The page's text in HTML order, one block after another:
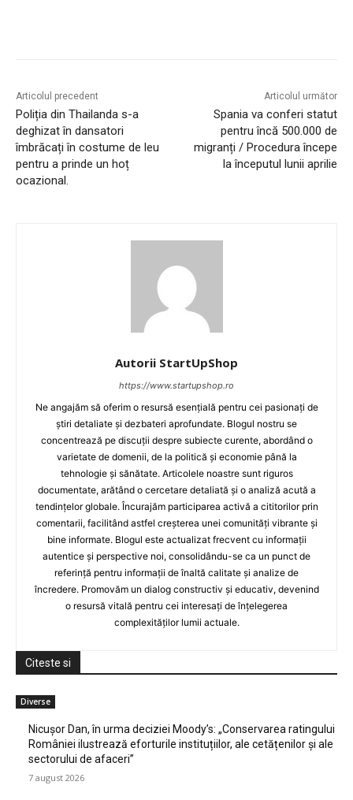
Articolul precedent
Poliția din Thailanda s-a
deghizat în dansatori
îmbrăcați în costume de leu
pentru a prinde un hoț
ocazional.
Articolul următor
Spania va conferi statut
pentru încă 500.000 de
migranți / Procedura începe
la începutul lunii aprilie
Autorii StartUpShop
https://www.startupshop.ro
Ne angajăm să oferim o resursă esențială pentru cei pasionați de
știri detaliate și dezbateri aprofundate. Blogul nostru se
concentrează pe discuții despre subiecte curente, abordând o
varietate de domenii, de la politică și economie până la
tehnologie și sănătate. Articolele noastre sunt riguros
documentate, arătând o cercetare detaliată și o analiză acută a
tendințelor globale. Încurajăm participarea activă a cititorilor prin
comentarii, facilitând astfel creșterea unei comunități vibrante și
bine informate. Blogul este actualizat frecvent cu informații
autentice și perspective noi, consolidându-se ca un punct de
referință pentru informații de înaltă calitate și analize de
încredere. Promovăm un dialog constructiv și educativ, devenind
o resursă vitală pentru cei interesați de înțelegerea
complexităților lumii actuale.
Citeste si
Diverse
Nicușor Dan, în urma deciziei Moody’s: „Conservarea ratingului
României ilustrează eforturile instituțiilor, ale cetățenilor și ale
sectorului de afaceri”
7 august 2026